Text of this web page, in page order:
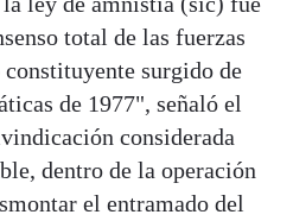
total de las fuerzas
surgido de
de 1977", señaló el
considerada
dentro de la operación
el entramado del